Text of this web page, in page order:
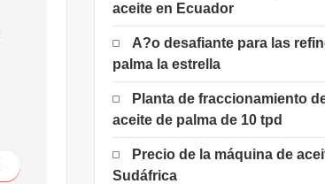
aceite en Ecuador
A?o desafiante para las
palma la estrella
Planta de fraccionamiento
aceite de palma de 10 tpd
Precio de la máquina de
Sudáfrica